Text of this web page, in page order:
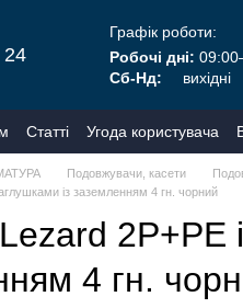
24
Графік роботи:
Робочі дні:
Сб-Нд:
вихідні
Статті Угода користувача
Подовжувачи, касети
із заземленням 4 гн. чорний
2Р+РЕ
4 гн.